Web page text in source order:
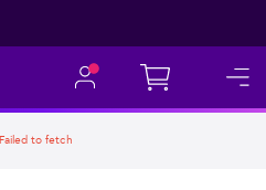
Failed to fetch